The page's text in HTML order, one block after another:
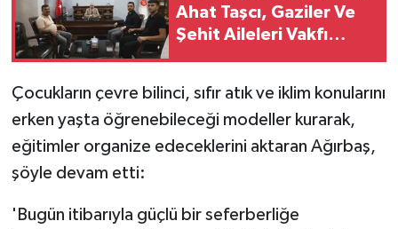
Ahat Taşcı, Gaziler Ve
Şehit Aileleri Vakfı
Çocukların çevre bilinci, sıfır atık ve iklim konularını
erken yaşta öğrenebileceği modeller kurarak,
eğitimler organize edeceklerini aktaran Ağırbaş,
şöyle devam etti:
'Bugün itibarıyla güçlü bir seferberliğe